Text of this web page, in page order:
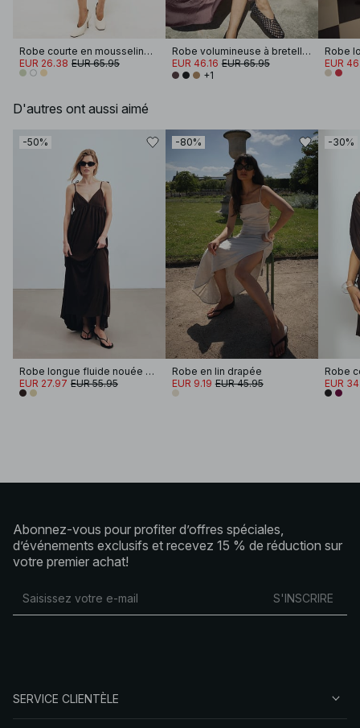
Robe courte en mousseline brodée à manches longues
EUR 26.38 EUR 65.95
Robe volumineuse à bretelles nouées
EUR 46.16 EUR 65.95
+1
EUR
D'autres ont aussi aimé
-50%
Robe longue fluide nouée sur les épaules
EUR 27.97 EUR 55.95
-80%
Robe en lin drapée
EUR 9.19 EUR 45.95
-30%
EUR
Abonnez-vous pour profiter d’offres spéciales,
d’événements exclusifs et recevez 15 % de réduction sur
votre premier achat!
S'INSCRIRE
SERVICE CLIENTÈLE